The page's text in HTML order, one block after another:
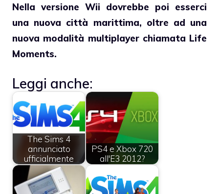
Nella versione Wii dovrebbe poi esserci
una nuova città marittima, oltre ad una
nuova modalità multiplayer chiamata Life
Moments.
Leggi anche:
The Sims 4
annunciato
ufficialmente
PS4 e Xbox 720
all'E3 2012?